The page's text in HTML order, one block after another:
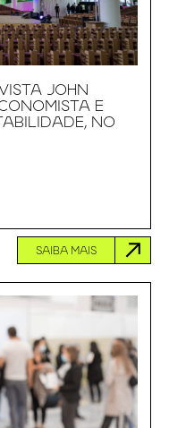
JOHN
E
NO
SAIBA MAIS